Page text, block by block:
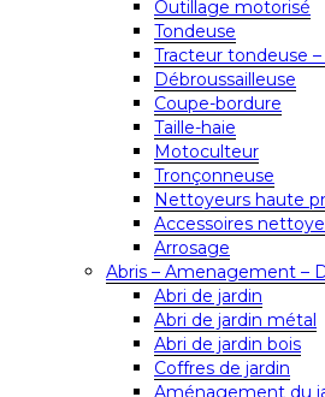
Outillage motorisé
Tondeuse
Tracteur tondeuse
Débroussailleuse
Coupe-bordure
Taille-haie
Motoculteur
Tronçonneuse
Nettoyeurs haute
Accessoires
Arrosage
Abris – Amenagement –
Abri de jardin
Abri de jardin métal
Abri de jardin bois
Coffres de jardin
Aménagement du